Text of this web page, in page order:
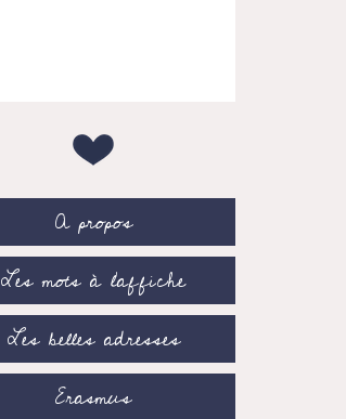
A propos
Les mots à l’affiche
Les belles adresses
Erasmus